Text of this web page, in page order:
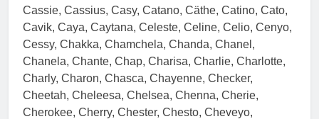
Cassie, Cassius, Casy, Catano, Cäthe, Catino, Cato,
Cavik, Caya, Caytana, Celeste, Celine, Celio, Cenyo,
Cessy, Chakka, Chamchela, Chanda, Chanel,
Chanela, Chante, Chap, Charisa, Charlie, Charlotte,
Charly, Charon, Chasca, Chayenne, Checker,
Cheetah, Cheleesa, Chelsea, Chenna, Cherie,
Cherokee, Cherry, Chester, Chesto, Cheveyo,